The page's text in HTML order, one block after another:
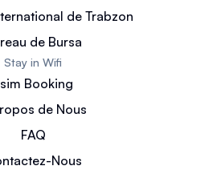
de Trabzon
de Bursa
Stay in Wifi
Booking
de Nous
FAQ
Nous